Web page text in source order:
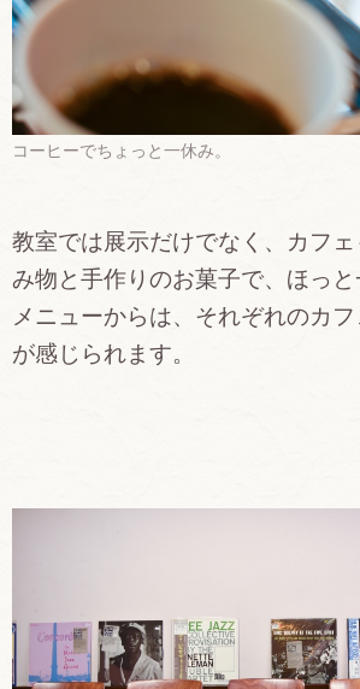
コーヒーでちょっと一休み。
教室では展示だけでなく、カフ
み物と手作りのお菓子で、ほっ
メニューからは、それぞれのカ
が感じられます。